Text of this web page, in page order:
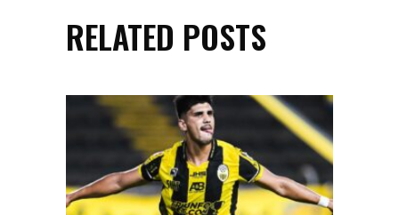
RELATED POSTS